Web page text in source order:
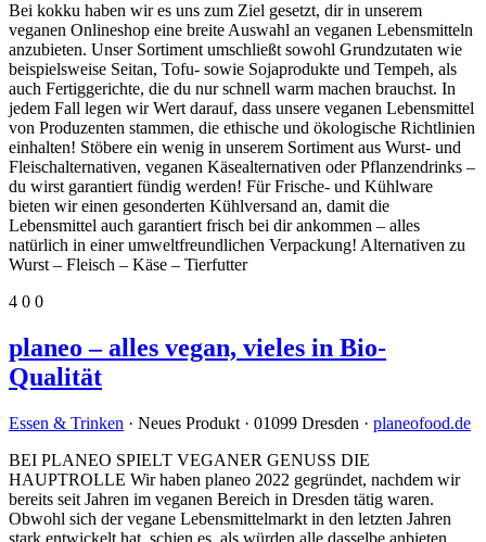
Bei kokku haben wir es uns zum Ziel gesetzt, dir in unserem
veganen Onlineshop eine breite Auswahl an veganen Lebensmitteln
anzubieten. Unser Sortiment umschließt sowohl Grundzutaten wie
beispielsweise Seitan, Tofu- sowie Sojaprodukte und Tempeh, als
auch Fertiggerichte, die du nur schnell warm machen brauchst. In
jedem Fall legen wir Wert darauf, dass unsere veganen Lebensmittel
von Produzenten stammen, die ethische und ökologische Richtlinien
einhalten! Stöbere ein wenig in unserem Sortiment aus Wurst- und
Fleischalternativen, veganen Käsealternativen oder Pflanzendrinks –
du wirst garantiert fündig werden! Für Frische- und Kühlware
bieten wir einen gesonderten Kühlversand an, damit die
Lebensmittel auch garantiert frisch bei dir ankommen – alles
natürlich in einer umweltfreundlichen Verpackung! Alternativen zu
Wurst – Fleisch – Käse – Tierfutter
4 0 0
planeo – alles vegan, vieles in Bio-
Qualität
Essen & Trinken · Neues Produkt · 01099 Dresden · planeofood.de
BEI PLANEO SPIELT VEGANER GENUSS DIE
HAUPTROLLE Wir haben planeo 2022 gegründet, nachdem wir
bereits seit Jahren im veganen Bereich in Dresden tätig waren.
Obwohl sich der vegane Lebensmittelmarkt in den letzten Jahren